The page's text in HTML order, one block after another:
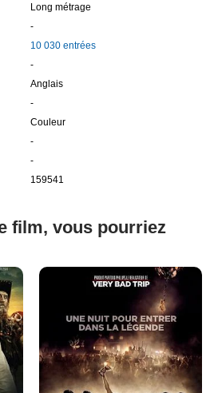
Long métrage
-
10 030 entrées
-
Anglais
-
Couleur
-
-
159541
film, vous pourriez